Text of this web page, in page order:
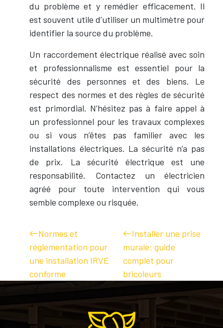
du problème et y remédier efficacement. Il
est souvent utile d’utiliser un multimètre pour
identifier la source du problème.
Un raccordement électrique réalisé avec soin
et professionnalisme est essentiel pour la
sécurité des personnes et des biens. Le
respect des normes et des règles de sécurité
est primordial. N’hésitez pas à faire appel à
un professionnel pour les travaux complexes
ou si vous n’êtes pas familier avec les
installations électriques. La sécurité n’a pas
de prix. La sécurité électrique est une
responsabilité. Contactez un électricien
agréé pour toute intervention qui vous
semble complexe ou risquée.
Normes et
réglementation pour
une installation IRVE
conforme
Installer une prise
murale: guide
complet pour
bricoleurs